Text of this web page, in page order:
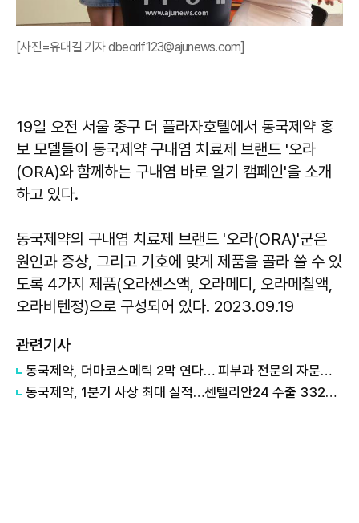
[사진=유대길 기자 dbeorlf123@ajunews.com]
19일 오전 서울 중구 더 플라자호텔에서 동국제약 홍
보 모델들이 동국제약 구내염 치료제 브랜드 '오라
(ORA)와 함께하는 구내염 바로 알기 캠페인'을 소개
하고 있다.
동국제약의 구내염 치료제 브랜드 '오라(ORA)'군은
원인과 증상, 그리고 기호에 맞게 제품을 골라 쓸 수 있
도록 4가지 제품(오라센스액, 오라메디, 오라메칠액,
오라비텐정)으로 구성되어 있다. 2023.09.19
관련기사
동국제약, 더마코스메틱 2막 연다… 피부과 전문의 자문단 출범
동국제약, 1분기 사상 최대 실적…센텔리안24 수출 332% 증가